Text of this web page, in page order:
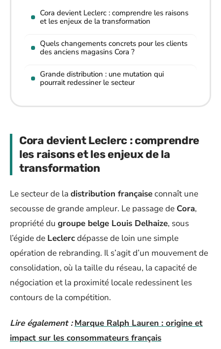
Cora devient Leclerc : comprendre les raisons
et les enjeux de la transformation
Quels changements concrets pour les clients
des anciens magasins Cora ?
Grande distribution : une mutation qui
pourrait redessiner le secteur
Cora devient Leclerc : comprendre
les raisons et les enjeux de la
transformation
Le secteur de la distribution françaiseconnaît une
secousse de grande ampleur. Le passage de Cora,
propriété du groupe belge Louis Delhaize, sous
l’égide de Leclercdépasse de loin une simple
opération de rebranding. Il s’agit d’un mouvement de
consolidation, où la taille du réseau, la capacité de
négociation et la proximité locale redessinent les
contours de la compétition.
Lire également : Marque Ralph Lauren : origine et
impact sur les consommateurs français